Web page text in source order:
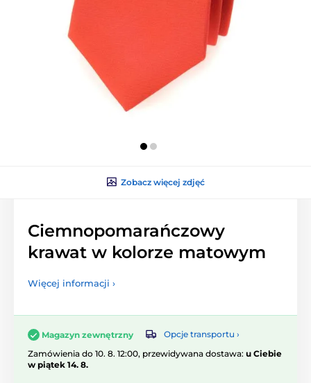
Zobacz więcej zdjęć
Ciemnopomarańczowy
krawat w kolorze matowym
Więcej informacji ›
Magazyn zewnętrzny
Opcje transportu ›
Zamówienia do 10. 8. 12:00, przewidywana dostawa: u Ciebie
w piątek 14. 8.